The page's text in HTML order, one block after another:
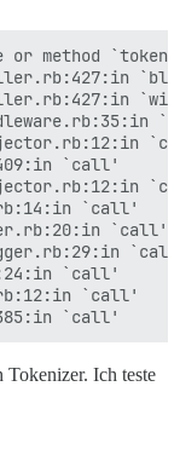
or method
`call'
`call'
`call'
`call'
`call'
Tokenizer. Ich teste